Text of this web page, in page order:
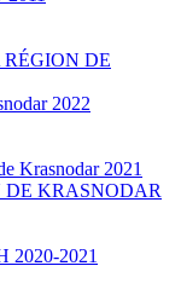
DE
2022
Krasnodar 2021
DE KRASNODAR
2020-2021